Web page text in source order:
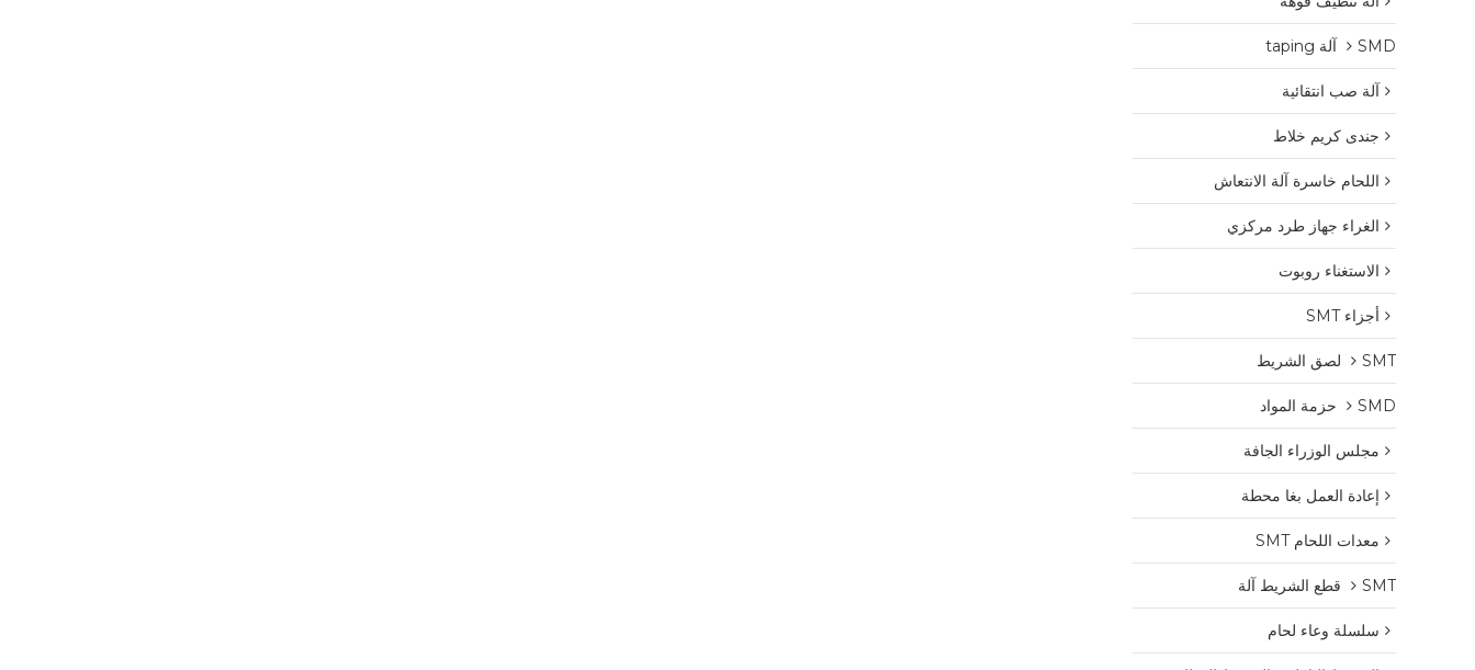
SMD آلة taping
آلة صب انتقائية
جندى كريم خلاط
اللحام خاسرة آلة الانتعاش
الغراء جهاز طرد مركزي
الاستغناء روبوت
أجزاء SMT
SMT لصق الشريط
SMD حزمة المواد
مجلس الوزراء الجافة
إعادة العمل بغا محطة
معدات اللحام SMT
SMT قطع الشريط آلة
سلسلة وعاء لحام